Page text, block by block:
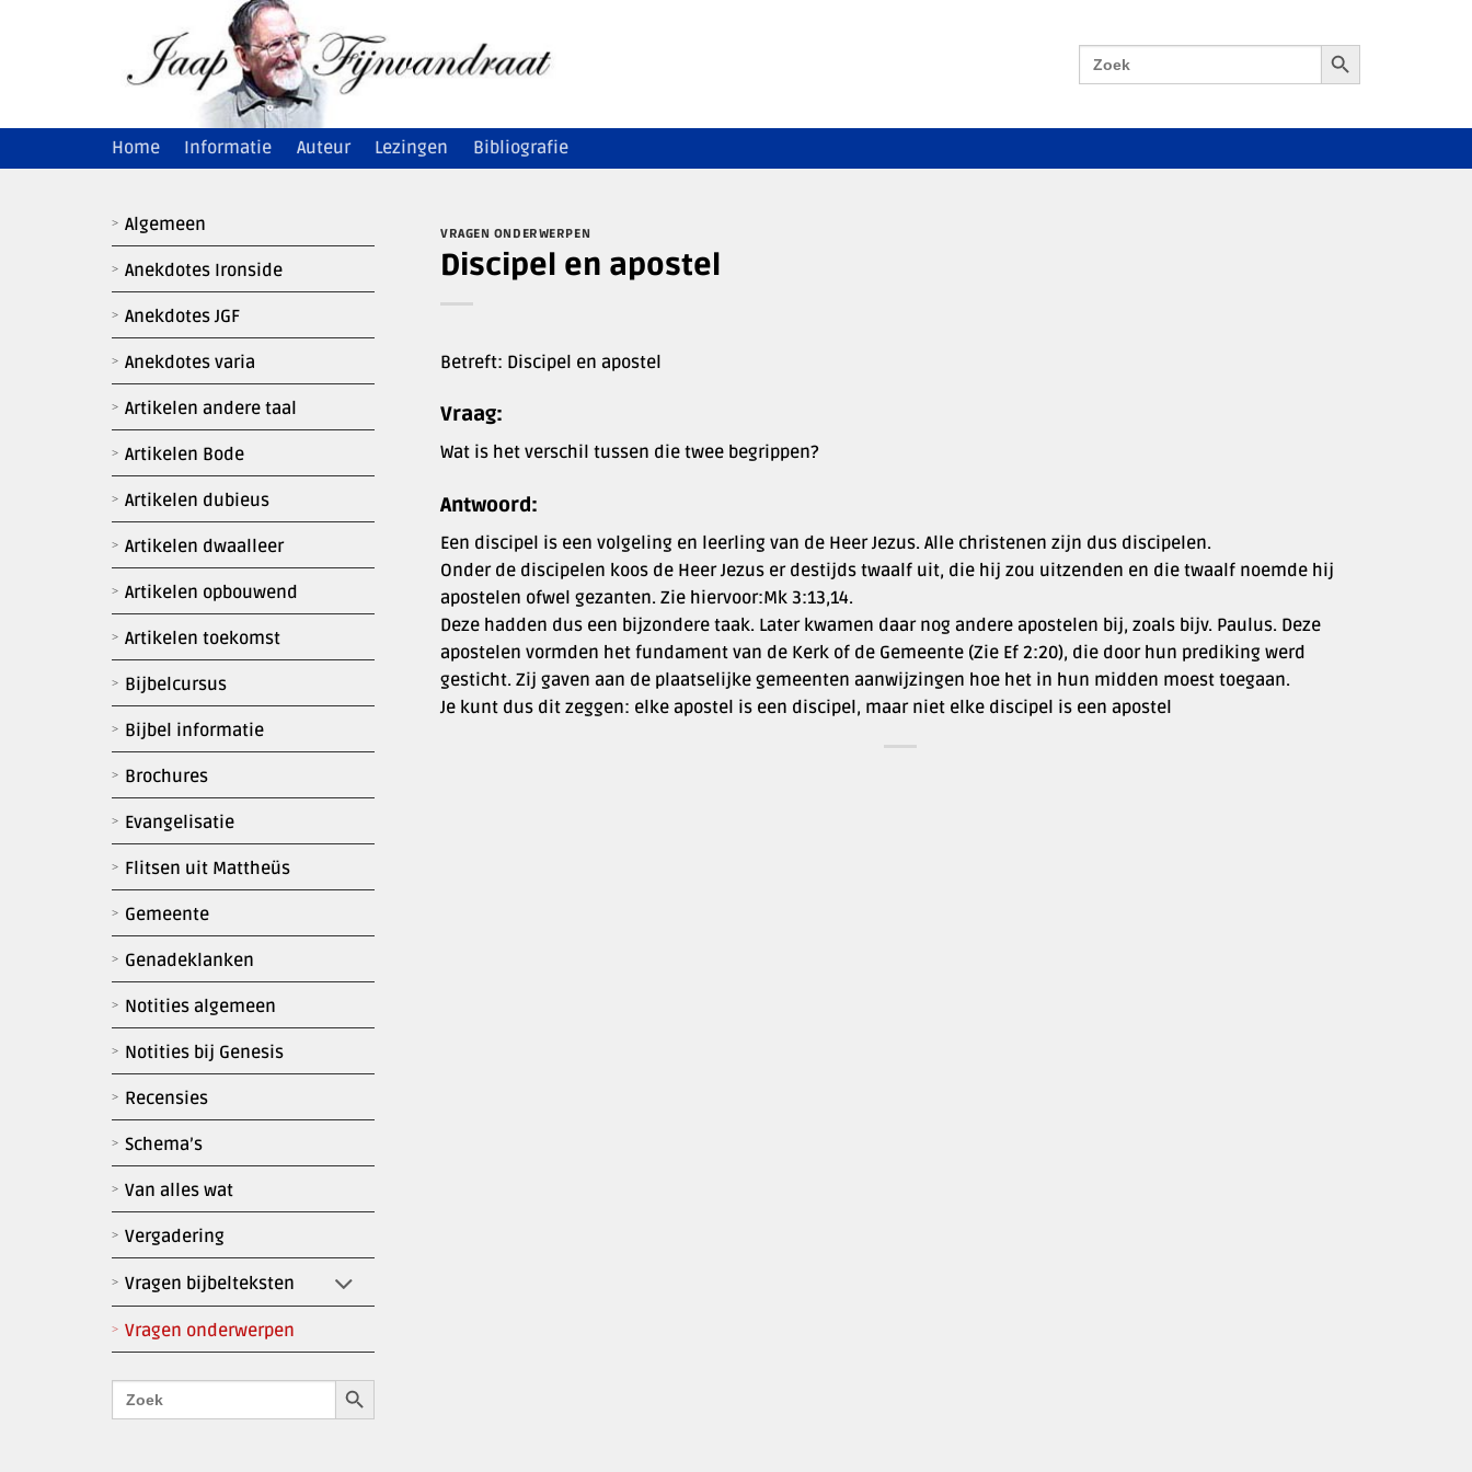
Zoek
naar:
Zoekknop
Home Informatie Auteur Lezingen Bibliografie
Algemeen
Anekdotes Ironside
Anekdotes JGF
Anekdotes varia
Artikelen andere taal
Artikelen Bode
Artikelen dubieus
Artikelen dwaalleer
Artikelen opbouwend
Artikelen toekomst
Bijbelcursus
Bijbel informatie
Brochures
Evangelisatie
Flitsen uit Mattheüs
Gemeente
Genadeklanken
Notities algemeen
Notities bij Genesis
Recensies
Schema’s
Van alles wat
Vergadering
Vragen bijbelteksten
Vragen onderwerpen
Zoek
naar:
Zoekknop
VRAGEN ONDERWERPEN
Discipel en apostel
Betreft: Discipel en apostel
Vraag:
Wat is het verschil tussen die twee begrippen?
Antwoord:
Een discipel is een volgeling en leerling van de Heer Jezus. Alle christenen zijn dus discipelen.
Onder de discipelen koos de Heer Jezus er destijds twaalf uit, die hij zou uitzenden en die twaalf noemde hij
apostelen ofwel gezanten. Zie hiervoor:Mk 3:13,14.
Deze hadden dus een bijzondere taak. Later kwamen daar nog andere apostelen bij, zoals bijv. Paulus. Deze
apostelen vormden het fundament van de Kerk of de Gemeente (Zie Ef 2:20), die door hun prediking werd
gesticht. Zij gaven aan de plaatselijke gemeenten aanwijzingen hoe het in hun midden moest toegaan.
Je kunt dus dit zeggen: elke apostel is een discipel, maar niet elke discipel is een apostel